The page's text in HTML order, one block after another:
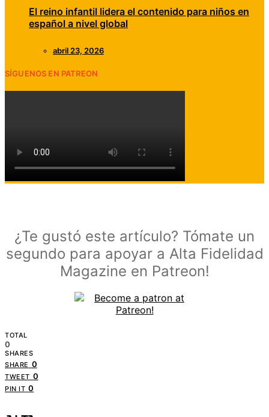
El reino infantil lidera el contenido para niños en
español a nivel global
abril 23, 2026
SÍGUENOS EN PATREON
¿Te gustó este artículo? Tómate un
segundo para apoyar a Alta Fidelidad
Magazine en Patreon!
TOTAL
0
SHARES
SHARE 0
TWEET 0
PIN IT 0